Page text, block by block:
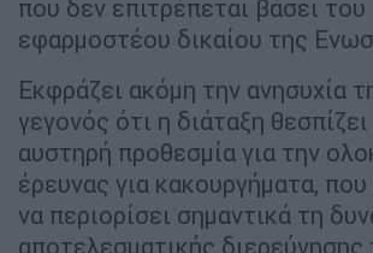
Εκφράζει ακόμη την ανησυχία
γεγονός ότι η διάταξη θεσπίζει
αυστηρή προθεσμία για την
έρευνας για κακουργήματα, που
να περιορίσει σημαντικά τη
αποτελεσματικής διερεύνησης
αδικημάτων σε υποθέσεις που
πολύπλοκες.